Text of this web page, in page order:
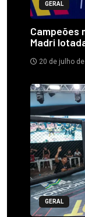
GERAL
Campeões
Madri
20 de julho
GERAL